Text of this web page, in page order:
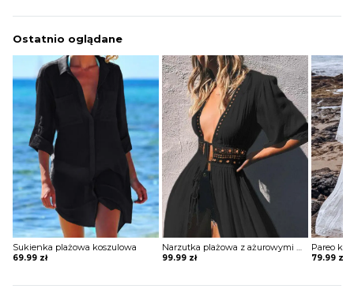
Ostatnio oglądane
Sukienka plażowa koszulowa
69.99 zł
Narzutka plażowa z ażurowymi wstawkami
99.99 zł
Pareo
79.99 zł